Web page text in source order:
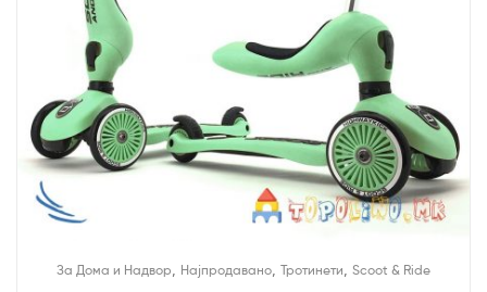
За Дома и Надвор Најпродавано Тротинети Scoot & Ride